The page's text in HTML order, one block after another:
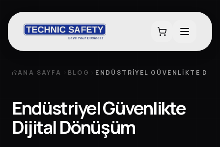
ANA SAYFA BLOG ENDÜSTRIYEL GÜVENLIKTE
Endüstriyel Güvenlikte
Dijital Dönüşüm